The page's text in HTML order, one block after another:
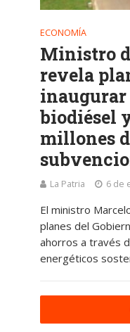
ECONOMÍA
Ministro
revela
inaugurar
biodiésel
millones
La Patria 6 de
El ministro
planes del
ahorros a través
energéticos